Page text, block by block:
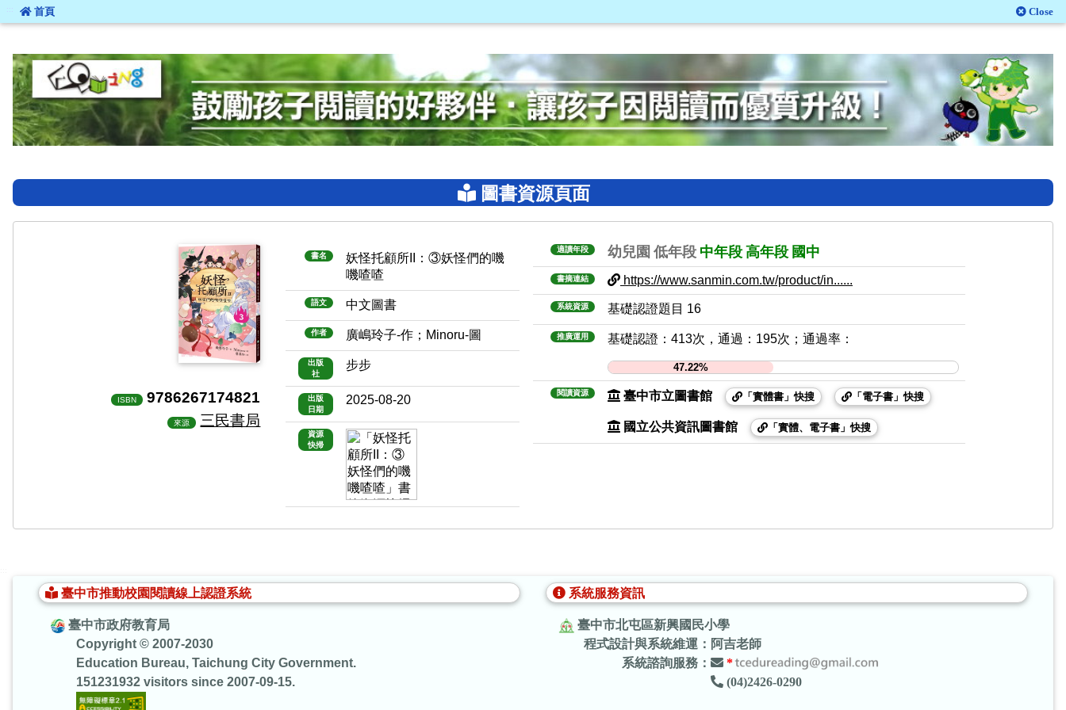
::: 首頁 Close
圖書資源頁面
ISBN 9786267174821
來源 三民書局
書名
妖怪托顧所II：③妖怪們的嘰
嘰喳喳
語文 中文圖書
作者 廣嶋玲子-作；Minoru-圖
出版
社
步步
出版
日期
2025-08-20
資源
快掃
適讀年段 幼兒園 低年段 中年段 高年段 國中
書摘連結 https://www.sanmin.com.tw/product/in......
系統資源 基礎認證題目 16
推廣運用 基礎認證：413次，通過：195次；通過率：
47.22%
閱讀資源 臺中市立圖書館 「實體書」快搜 「電子書」快搜
國立公共資訊圖書館 「實體、電子書」快搜
臺中市推動校園閱讀線上認證系統
臺中市政府教育局
Copyright © 2007-2030
Education Bureau, Taichung City Government.
151231932 visitors since 2007-09-15.
系統服務資訊
臺中市北屯區新興國民小學
程式設計與系統維運：阿吉老師
系統諮詢服務：
*
(04)2426-0290